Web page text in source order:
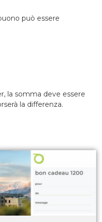
può essere
la somma deve essere
la differenza.